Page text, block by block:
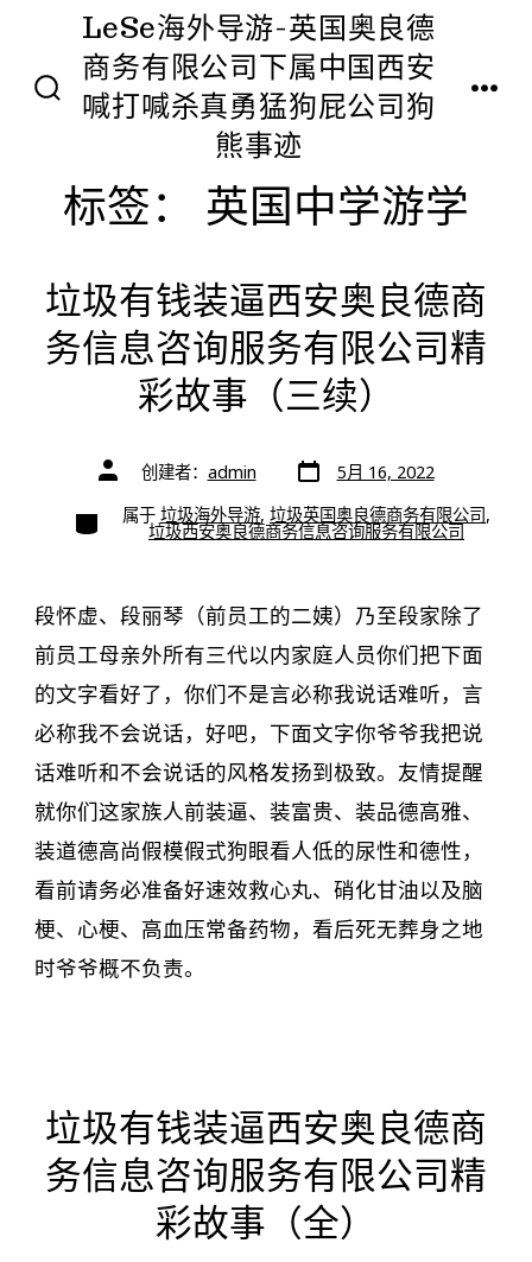
LeSe海外导游-英国奥良德
商务有限公司下属中国西安
喊打喊杀真勇猛狗屁公司狗
熊事迹
标签： 英国中学游学
垃圾有钱装逼西安奥良德商
务信息咨询服务有限公司精
彩故事（三续）
文
章
者
创建者： admin 文
章
期
5月 16, 2022
类
别
属于 垃圾海外导游, 垃圾英国奥良德商务有限公司,
垃圾西安奥良德商务信息咨询服务有限公司
段怀虚、段丽琴（前员工的二姨）乃至段家除了
前员工母亲外所有三代以内家庭人员你们把下面
的文字看好了，你们不是言必称我说话难听，言
必称我不会说话，好吧，下面文字你爷爷我把说
话难听和不会说话的风格发扬到极致。友情提醒
就你们这家族人前装逼、装富贵、装品德高雅、
装道德高尚假模假式狗眼看人低的尿性和德性，
看前请务必准备好速效救心丸、硝化甘油以及脑
梗、心梗、高血压常备药物，看后死无葬身之地
时爷爷概不负责。
垃圾有钱装逼西安奥良德商
务信息咨询服务有限公司精
彩故事（全）